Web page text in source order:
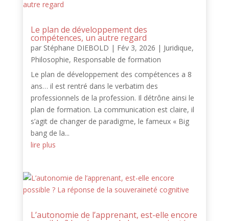
Le plan de développement des
compétences, un autre regard
par Stéphane DIEBOLD | Fév 3, 2026 | Juridique,
Philosophie, Responsable de formation
Le plan de développement des compétences a 8
ans… il est rentré dans le verbatim des
professionnels de la profession. Il détrône ainsi le
plan de formation. La communication est claire, il
s’agit de changer de paradigme, le fameux « Big
bang de la...
lire plus
L’autonomie de l’apprenant, est-elle encore